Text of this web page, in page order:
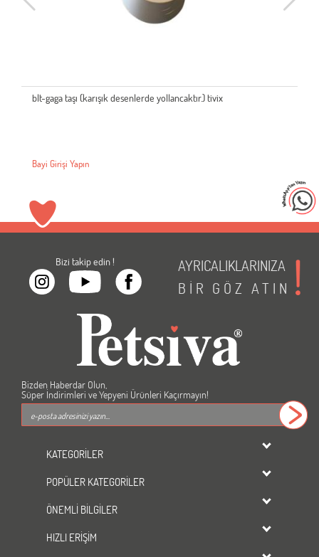
blt-gaga taşı (karışık desenlerde yollancaktır.) tivix
Bayi Girişi Yapın
Bizi takip edin !
AYRICALIKLARINIZA
BİR GÖZ ATIN
Bizden Haberdar Olun,
Süper İndirimleri ve Yepyeni Ürünleri Kaçırmayın!
KATEGORİLER
dondurulmuş ürünler
KÖPEK
BALIK
POPÜLER KATEGORİLER
Kedi Maması
Kedi Kumu
ÖNEMLİ BİLGİLER
Üyelik Sözleşmesi
Gizlilik ve Güvenlik
HIZLI ERİŞİM